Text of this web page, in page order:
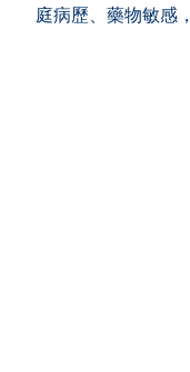
庭病歷、藥物敏感